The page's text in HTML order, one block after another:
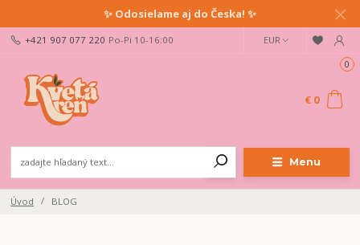
✨ Odosielame aj do Česka! ✨
Menu
EUR
+421 907 077 220 Po-Pi 10-16:00
0
€ 0
Úvod BLOG